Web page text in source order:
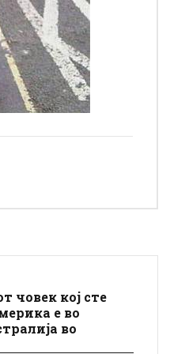
човек кој сте
е во
во